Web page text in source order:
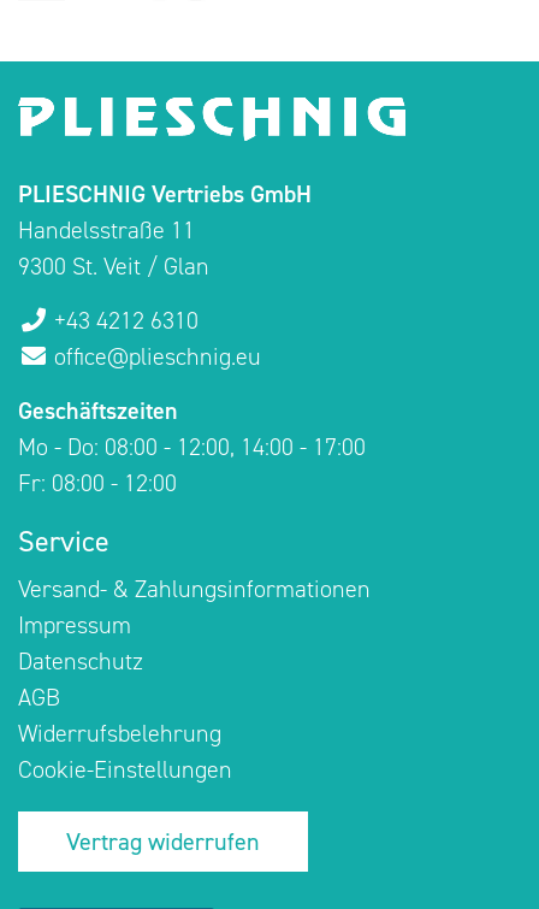
PLIESCHNIG Vertriebs GmbH
Handelsstraße 11
9300 St. Veit / Glan
+43 4212 6310
office@plieschnig.eu
Geschäftszeiten
Mo - Do: 08:00 - 12:00, 14:00 - 17:00
Fr: 08:00 - 12:00
Service
Versand- & Zahlungsinformationen
Impressum
Datenschutz
AGB
Widerrufsbelehrung
Cookie-Einstellungen
Vertrag widerrufen